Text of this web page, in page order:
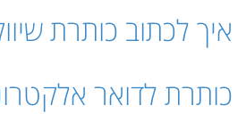
איך לכתוב כותרת
כותרת לדואר